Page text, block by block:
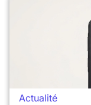
Actualité